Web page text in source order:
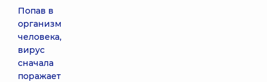
Попав в
организм
человека,
вирус
сначала
поражает